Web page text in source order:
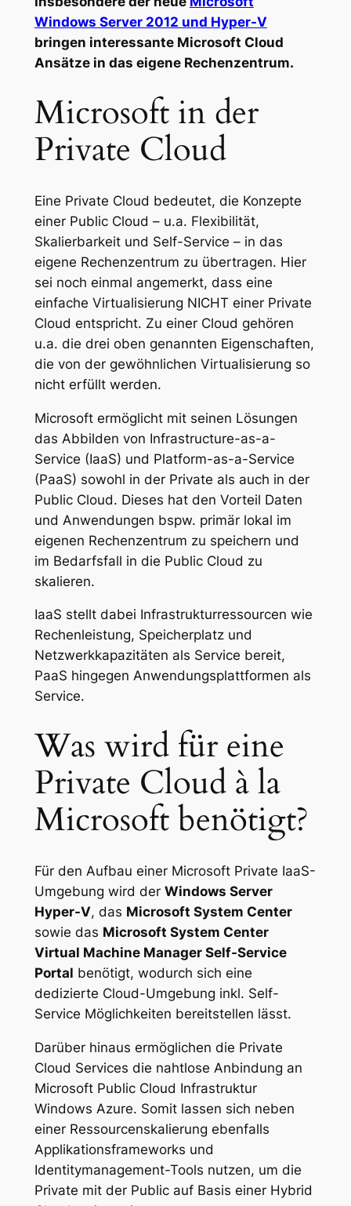
Windows Server 2012 und Hyper-V
bringen interessante Microsoft Cloud
Ansätze in das eigene Rechenzentrum.
Microsoft in der
Private Cloud
Eine Private Cloud bedeutet, die Konzepte
einer Public Cloud – u.a. Flexibilität,
Skalierbarkeit und Self-Service – in das
eigene Rechenzentrum zu übertragen. Hier
sei noch einmal angemerkt, dass eine
einfache Virtualisierung NICHT einer Private
Cloud entspricht. Zu einer Cloud gehören
u.a. die drei oben genannten Eigenschaften,
die von der gewöhnlichen Virtualisierung so
nicht erfüllt werden.
Microsoft ermöglicht mit seinen Lösungen
das Abbilden von Infrastructure-as-a-
Service (IaaS) und Platform-as-a-Service
(PaaS) sowohl in der Private als auch in der
Public Cloud. Dieses hat den Vorteil Daten
und Anwendungen bspw. primär lokal im
eigenen Rechenzentrum zu speichern und
im Bedarfsfall in die Public Cloud zu
skalieren.
IaaS stellt dabei Infrastrukturressourcen wie
Rechenleistung, Speicherplatz und
Netzwerkkapazitäten als Service bereit,
PaaS hingegen Anwendungsplattformen als
Service.
Was wird für eine
Private Cloud à la
Microsoft benötigt?
Für den Aufbau einer Microsoft Private IaaS-
Umgebung wird der Windows Server
Hyper-V, das Microsoft System Center
sowie das Microsoft System Center
Virtual Machine Manager Self-Service
Portal benötigt, wodurch sich eine
dedizierte Cloud-Umgebung inkl. Self-
Service Möglichkeiten bereitstellen lässt.
Darüber hinaus ermöglichen die Private
Cloud Services die nahtlose Anbindung an
Microsoft Public Cloud Infrastruktur
Windows Azure. Somit lassen sich neben
einer Ressourcenskalierung ebenfalls
Applikationsframeworks und
Identitymanagement-Tools nutzen, um die
Private mit der Public auf Basis einer Hybrid